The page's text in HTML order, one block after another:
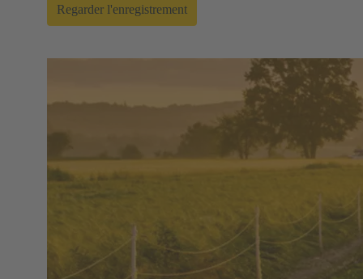
Regarder l'enregistrement